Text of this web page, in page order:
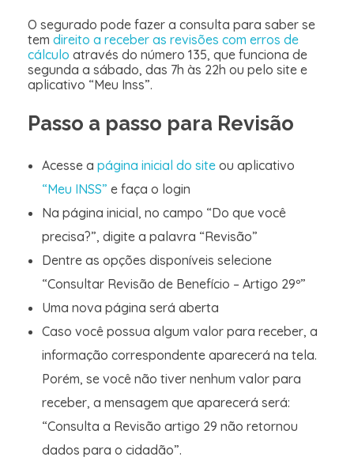
O segurado pode fazer a consulta para saber se
tem direito a receber as revisões com erros de
cálculo através do número 135, que funciona de
segunda a sábado, das 7h às 22h ou pelo site e
aplicativo “Meu Inss”.
Passo a passo para Revisão
Acesse a página inicial do siteou aplicativo
“Meu INSS” e faça o login
Na página inicial, no campo “Do que você
precisa?”, digite a palavra “Revisão”
Dentre as opções disponíveis selecione
“Consultar Revisão de Benefício – Artigo 29º”
Uma nova página será aberta
Caso você possua algum valor para receber, a
informação correspondente aparecerá na tela.
Porém, se você não tiver nenhum valor para
receber, a mensagem que aparecerá será:
“Consulta a Revisão artigo 29 não retornou
dados para o cidadão”.